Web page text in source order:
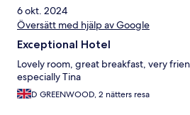
6 okt. 2024
Översätt med hjälp av Google
Exceptional Hotel
Lovely room, great breakfast, very
especially Tina
D GREENWOOD, 2 nätters resa